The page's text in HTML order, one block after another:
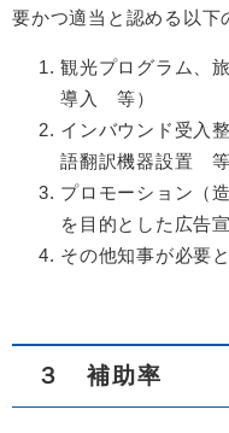
要かつ適当と認める以下
観光プログラム、
導入 等）
インバウンド受入
語翻訳機器設置 等
プロモーション（
を目的とした広告
その他知事が必要
３ 補助率